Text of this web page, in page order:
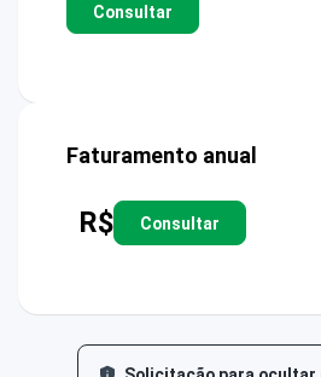
Consultar
Faturamento anual
R$ Consultar